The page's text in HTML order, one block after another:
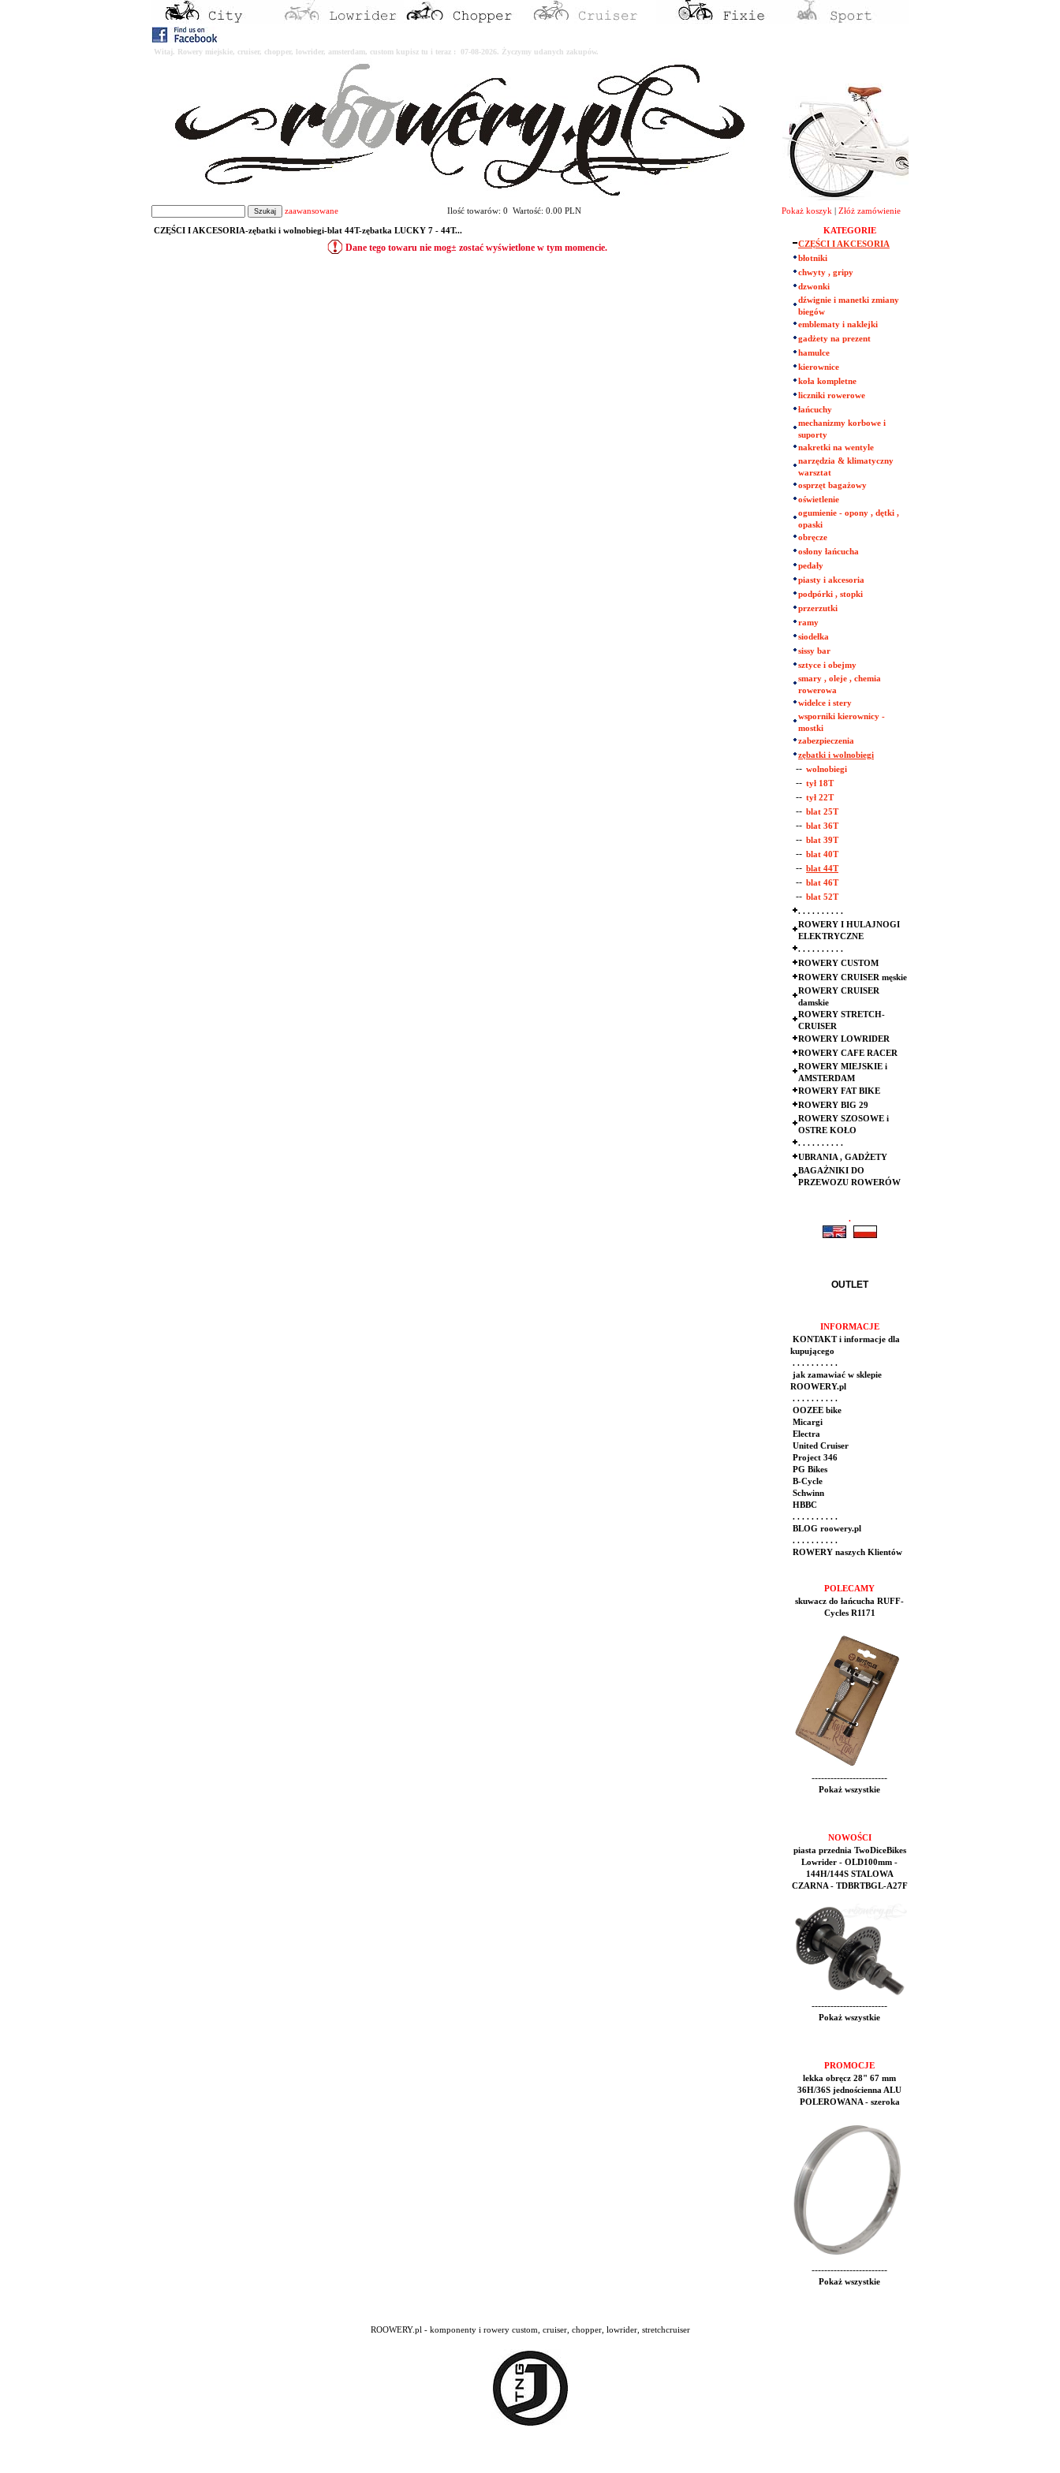
Witaj. Rowery miejskie, cruiser, chopper, lowrider, amsterdam, custom kupisz tu i teraz : 07-08-2026. Życzymy udanych zakupów.
zaawansowane Ilość towarów: 0 Wartość: 0.00 PLN Pokaż koszyk Złóż zamówienie
CZĘŚCI I AKCESORIA-zębatki i wolnobiegi-blat 44T-zębatka LUCKY 7 - 44T...
Dane tego towaru nie mog± zostać wyświetlone w tym momencie.
KATEGORIE
CZĘŚCI I AKCESORIA
błotniki
chwyty , gripy
dzwonki
dźwignie i manetki zmiany
biegów
emblematy i naklejki
gadżety na prezent
hamulce
kierownice
koła kompletne
liczniki rowerowe
łańcuchy
mechanizmy korbowe i
suporty
nakretki na wentyle
narzędzia & klimatyczny
warsztat
osprzęt bagażowy
oświetlenie
ogumienie - opony , dętki ,
opaski
obręcze
osłony łańcucha
pedały
piasty i akcesoria
podpórki , stopki
przerzutki
ramy
siodełka
sissy bar
sztyce i obejmy
smary , oleje , chemia
rowerowa
widelce i stery
wsporniki kierownicy -
mostki
zabezpieczenia
zębatki i wolnobiegi
-- wolnobiegi
-- tył 18T
-- tył 22T
-- blat 25T
-- blat 36T
-- blat 39T
-- blat 40T
-- blat 44T
-- blat 46T
-- blat 52T
. . . . . . . . . .
ROWERY I HULAJNOGI
ELEKTRYCZNE
. . . . . . . . . .
ROWERY CUSTOM
ROWERY CRUISER męskie
ROWERY CRUISER
damskie
ROWERY STRETCH-
CRUISER
ROWERY LOWRIDER
ROWERY CAFE RACER
ROWERY MIEJSKIE i
AMSTERDAM
ROWERY FAT BIKE
ROWERY BIG 29
ROWERY SZOSOWE i
OSTRE KOŁO
. . . . . . . . . .
UBRANIA , GADŻETY
BAGAŻNIKI DO
PRZEWOZU ROWERÓW
.
OUTLET
INFORMACJE
KONTAKT i informacje dla
kupującego
. . . . . . . . . .
jak zamawiać w sklepie
ROOWERY.pl
. . . . . . . . . .
OOZEE bike
Micargi
Electra
United Cruiser
Project 346
PG Bikes
B-Cycle
Schwinn
HBBC
. . . . . . . . . .
BLOG roowery.pl
. . . . . . . . . .
ROWERY naszych Klientów
POLECAMY
skuwacz do łańcucha RUFF-
Cycles R1171
------------------------
Pokaż wszystkie
NOWOŚCI
piasta przednia TwoDiceBikes
Lowrider - OLD100mm -
144H/144S STALOWA
CZARNA - TDBRTBGL-A27F
------------------------
Pokaż wszystkie
PROMOCJE
lekka obręcz 28" 67 mm
36H/36S jednościenna ALU
POLEROWANA - szeroka
------------------------
Pokaż wszystkie
ROOWERY.pl - komponenty i rowery custom, cruiser, chopper, lowrider, stretchcruiser